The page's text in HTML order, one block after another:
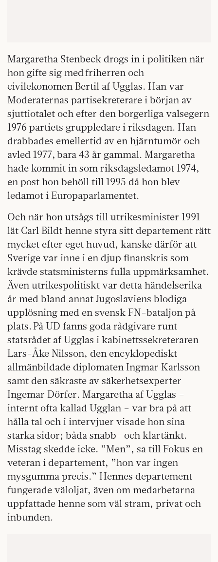
Margaretha Stenbeck drogs in i politiken när
hon gifte sig med friherren och
civilekonomen Bertil af Ugglas. Han var
Moderaternas partisekreterare i början av
sjuttiotalet och efter den borgerliga valsegern
1976 partiets gruppledare i riksdagen. Han
drabbades emellertid av en hjärntumör och
avled 1977, bara 43 år gammal. Margaretha
hade kommit in som riksdagsledamot 1974,
en post hon behöll till 1995 då hon blev
ledamot i Europaparlamentet.
Och när hon utsågs till utrikesminister 1991
lät Carl Bildt henne styra sitt departement rätt
mycket efter eget huvud, kanske därför att
Sverige var inne i en djup finanskris som
krävde statsministerns fulla uppmärksamhet.
Även utrikespolitiskt var detta händelserika
år med bland annat Jugoslaviens blodiga
upplösning med en svensk FN-bataljon på
plats. På UD fanns goda rådgivare runt
statsrådet af Ugglas i kabinettssekreteraren
Lars-Åke Nilsson, den encyklopediskt
allmänbildade diplomaten Ingmar Karlsson
samt den säkraste av säkerhetsexperter
Ingemar Dörfer. Margaretha af Ugglas –
internt ofta kallad Ugglan – var bra på att
hålla tal och i intervjuer visade hon sina
starka sidor; båda snabb- och klartänkt.
Misstag skedde icke. ”Men”, sa till Fokus en
veteran i departement, ”hon var ingen
mysgumma precis.” Hennes departement
fungerade väloljat, även om medarbetarna
uppfattade henne som väl stram, privat och
inbunden.